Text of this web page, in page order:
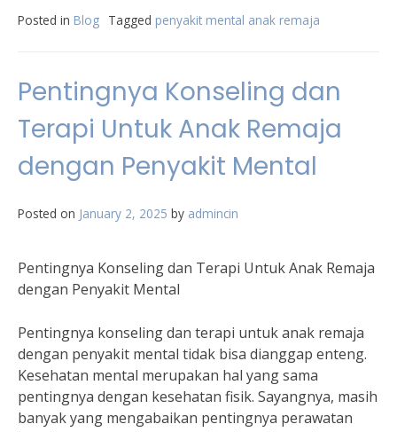
Posted in Blog Tagged penyakit mental anak remaja
Pentingnya Konseling dan
Terapi Untuk Anak Remaja
dengan Penyakit Mental
Posted on January 2, 2025 by admincin
Pentingnya Konseling dan Terapi Untuk Anak Remaja
dengan Penyakit Mental
Pentingnya konseling dan terapi untuk anak remaja
dengan penyakit mental tidak bisa dianggap enteng.
Kesehatan mental merupakan hal yang sama
pentingnya dengan kesehatan fisik. Sayangnya, masih
banyak yang mengabaikan pentingnya perawatan